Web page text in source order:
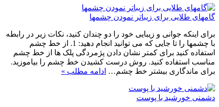
گامهای طلایی برای زیباتر نمودن چشمها
برای اینکه جوانی و زیبایی خود را دو چندان کنید، نکات زیر در رابطه
با چشمها را تا جایی که می توانید انجام دهید: 1. از خط چشم
استفاده کنید برای کمتر نشان دادن پژمردگی پلک ها از خط چشم
مناسب استفاده کنید. روش درست کشیدن خط چشم را بیاموزید.
برای ماندگاری بیشتر خط چشم… ادامه مطلب »
دشمنی خورشید با پوست